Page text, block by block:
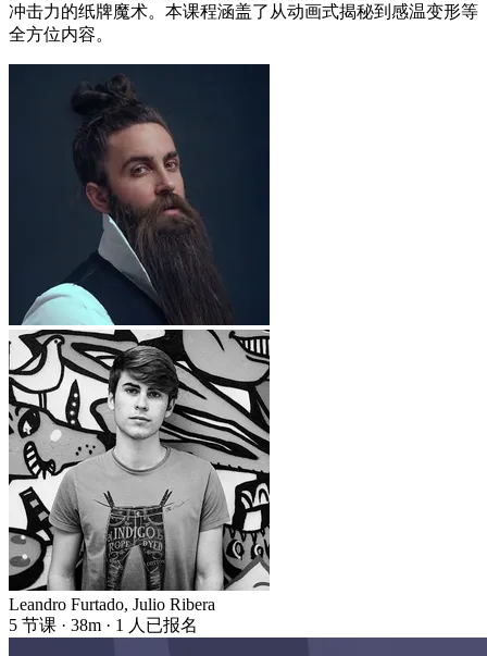
冲击力的纸牌魔术。本课程涵盖了从动画式揭秘到感温变形等
全方位内容。
Leandro Furtado, Julio Ribera
5 节课 · 38m · 1 人已报名